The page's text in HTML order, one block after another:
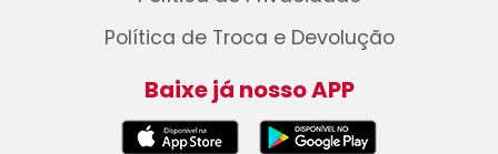
Política de Troca e Devolução
Baixe já nosso APP